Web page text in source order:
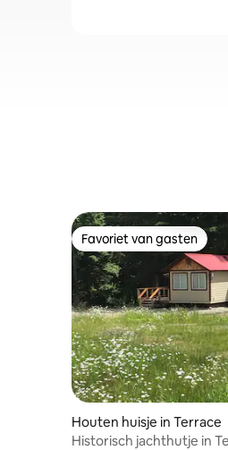
Favoriet van gasten
Favoriet van gasten
Houten huisje in Terrace
Historisch jachthutje in